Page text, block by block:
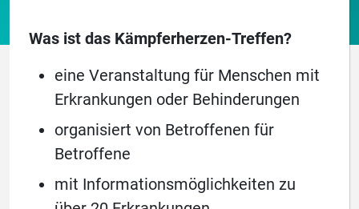
Was ist das Kämpferherzen-Treffen?
eine Veranstaltung für Menschen mit
Erkrankungen oder Behinderungen
organisiert von Betroffenen für
Betroffene
mit Informationsmöglichkeiten zu